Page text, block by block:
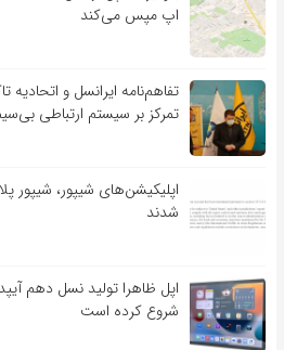
اپ مپس می‌کند
تفاهم‌نامه‌ ایرانسل و
تمرکز بر سیستم ارتباطی
اپلیکیشن‌های شیپور،
شدند
اپل ظاهرا تولید نسل دهم
شروع کرده است